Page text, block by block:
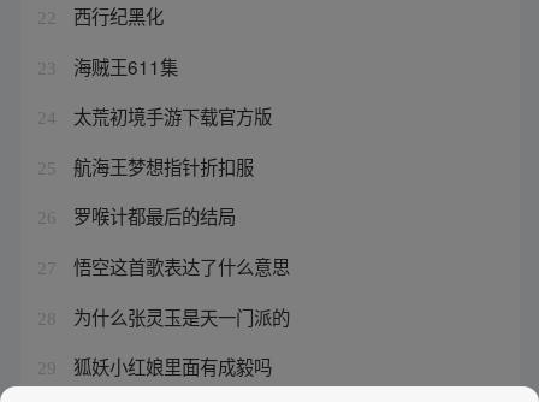
22 西行纪黑化
23 海贼王611集
24 太荒初境手游下载官方版
25 航海王梦想指针折扣服
26 罗喉计都最后的结局
27 悟空这首歌表达了什么意思
28 为什么张灵玉是天一门派的
29 狐妖小红娘里面有成毅吗